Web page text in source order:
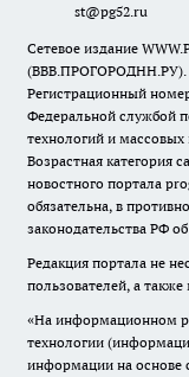
st@pg52.ru
Сетевое издание
(ВВВ.ПРОГОРОДНН.РУ).
Регистрационный
Федеральной службой
технологий и
Возрастная категория
новостного портала
обязательна, в
законодательства РФ
Редакция портала не
пользователей, а
«На информационном
технологии
информации на основе